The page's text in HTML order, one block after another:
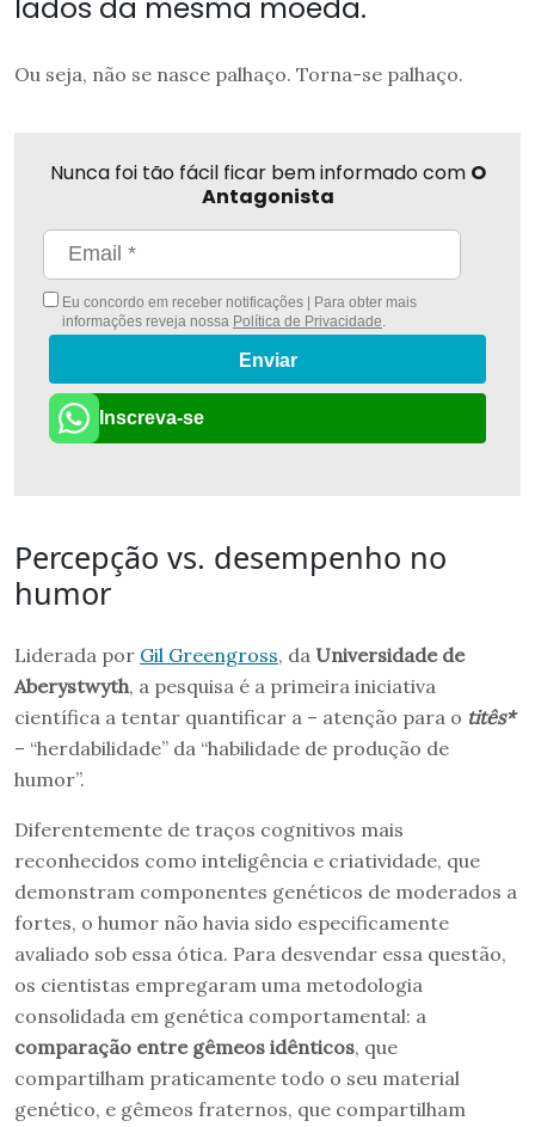
Ou seja, não se nasce palhaço. Torna-se palhaço.
Nunca foi tão fácil ficar bem informado com O
Antagonista
Eu concordo em receber notificações | Para obter mais
informações reveja nossa Política de Privacidade.
Enviar
Inscreva-se
Percepção vs. desempenho no
humor
Liderada por Gil Greengross, da Universidade de
Aberystwyth, a pesquisa é a primeira iniciativa
científica a tentar quantificar a – atenção para o titês*
– “herdabilidade” da “habilidade de produção de
humor”.
Diferentemente de traços cognitivos mais
reconhecidos como inteligência e criatividade, que
demonstram componentes genéticos de moderados a
fortes, o humor não havia sido especificamente
avaliado sob essa ótica. Para desvendar essa questão,
os cientistas empregaram uma metodologia
consolidada em genética comportamental: a
comparação entre gêmeos idênticos, que
compartilham praticamente todo o seu material
genético, e gêmeos fraternos, que compartilham